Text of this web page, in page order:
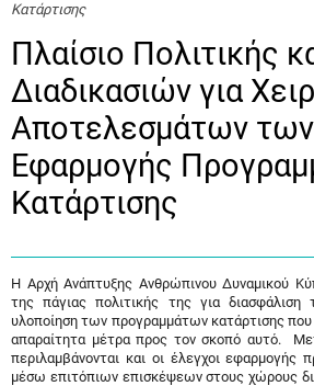
Κατάρτισης
Πλαίσιο Πολιτικής
Διαδικασιών για
Αποτελεσμάτων
Εφαρμογής
Κατάρτισης
Η Αρχή Ανάπτυξης Ανθρώπινου Δυναμικού
της πάγιας πολιτικής της για
υλοποίηση των προγραμμάτων κατάρτισης που
απαραίτητα μέτρα προς τον σκοπό αυτό.
περιλαμβάνονται και οι έλεγχοι εφαρμογής
μέσω επιτόπιων επισκέψεων στους χώρους